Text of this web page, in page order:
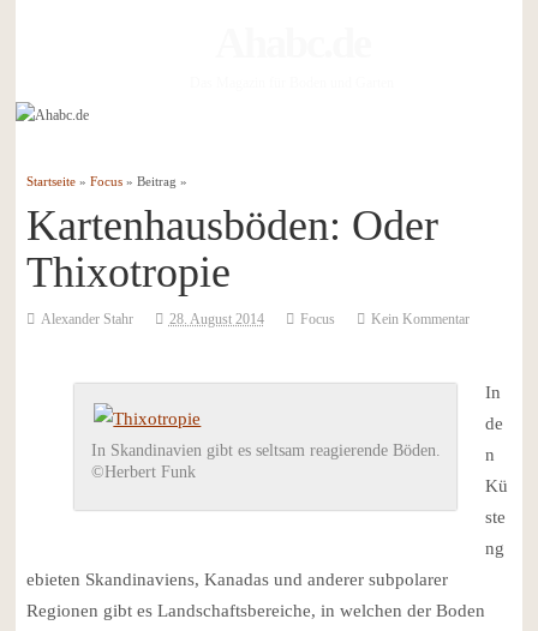
Startseite» Focus» Beitrag »
Kartenhausböden: Oder
Thixotropie
Alexander Stahr 28. August 2014 Focus Kein Kommentar
In Skandinavien gibt es seltsam reagierende Böden.
©Herbert Funk
In
de
n
Kü
ste
ng
ebieten Skandinaviens, Kanadas und anderer subpolarer
Regionen gibt es Landschaftsbereiche, in welchen der Boden